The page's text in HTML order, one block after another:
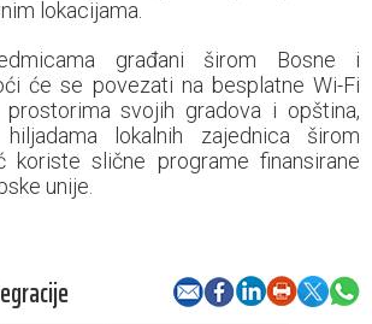
lokacijama.
građani širom Bosne i
će se povezati na besplatne Wi-Fi
svojih gradova i opština,
lokalnih zajednica širom
koriste slične programe finansirane
unije.